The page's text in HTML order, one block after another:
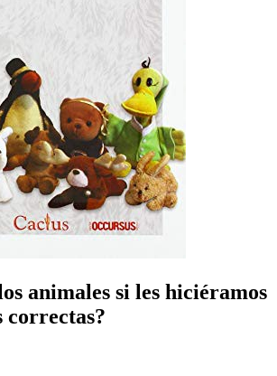
animales si les hiciéramos
correctas?